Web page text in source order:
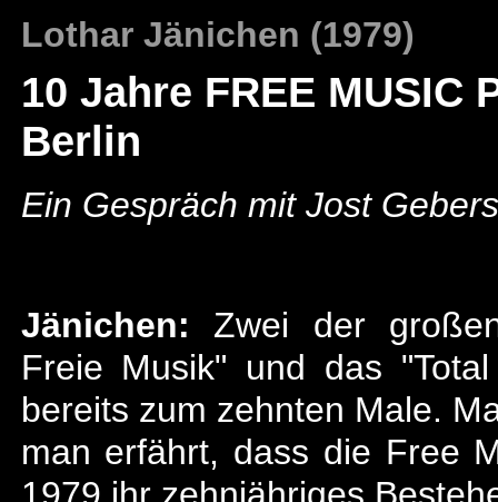
Lothar Jänichen (1979)
10 Jahre FREE MUSIC
Berlin
Ein Gespräch mit Jost Gebers
Jänichen: Zwei der
Freie Musik" und das
bereits zum zehnten Male.
man erfährt, dass die Free